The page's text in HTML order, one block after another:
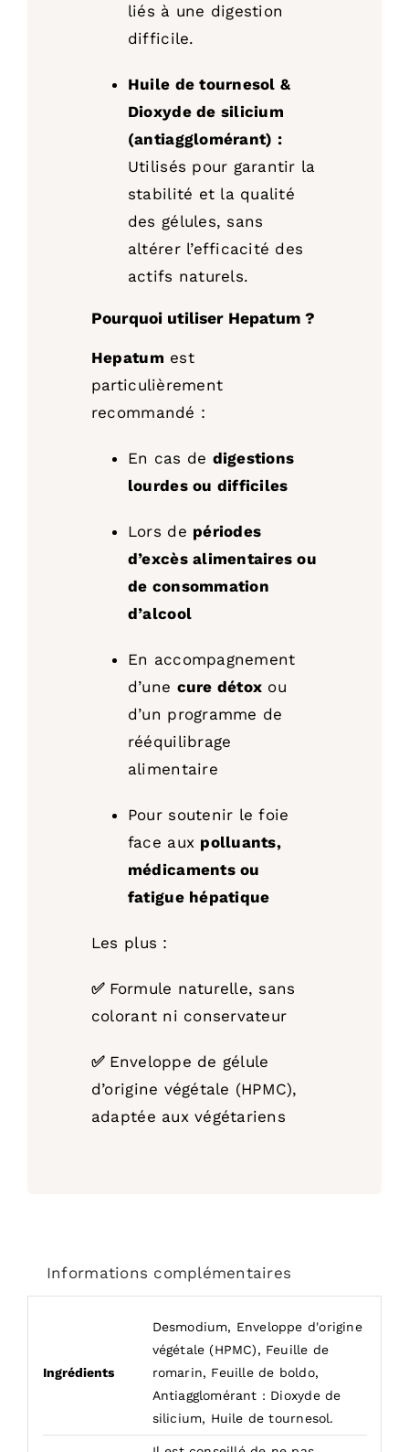
liés à une digestion
difficile.
Huile de tournesol &
Dioxyde de silicium
(antiagglomérant) :
Utilisés pour garantir la
stabilité et la qualité
des gélules, sans
altérer l’efficacité des
actifs naturels.
Pourquoi utiliser Hepatum ?
Hepatum est
particulièrement
recommandé :
En cas de digestions
lourdes ou difficiles
Lors de périodes
d’excès alimentaires ou
de consommation
d’alcool
En accompagnement
d’une cure détox ou
d’un programme de
rééquilibrage
alimentaire
Pour soutenir le foie
face aux polluants,
médicaments ou
fatigue hépatique
Les plus :
✅ Formule naturelle, sans
colorant ni conservateur
✅ Enveloppe de gélule
d’origine végétale (HPMC),
adaptée aux végétariens
Informations complémentaires
Ingrédients
Desmodium, Enveloppe d'origine
végétale (HPMC), Feuille de
romarin, Feuille de boldo,
Antiagglomérant : Dioxyde de
silicium, Huile de tournesol.